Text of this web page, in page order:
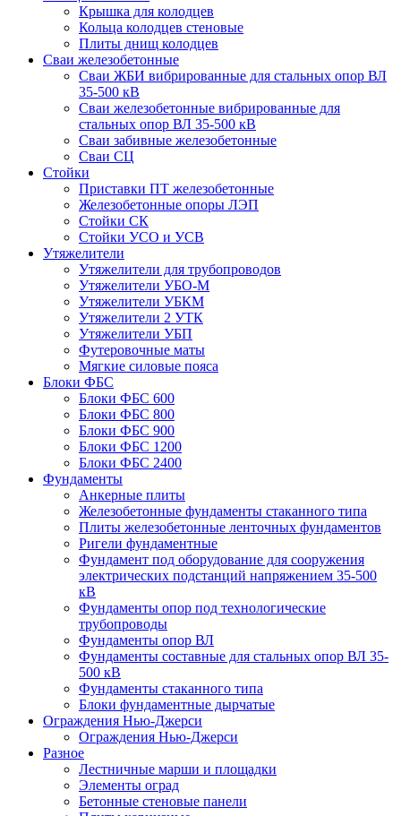
Крышка для колодцев
Кольца колодцев стеновые
Плиты днищ колодцев
Сваи железобетонные
Сваи ЖБИ вибрированные для стальных опор ВЛ
35-500 кВ
Сваи железобетонные вибрированные для
стальных опор ВЛ 35-500 кВ
Сваи забивные железобетонные
Сваи СЦ
Стойки
Приставки ПТ железобетонные
Железобетонные опоры ЛЭП
Стойки СК
Стойки УСО и УСВ
Утяжелители
Утяжелители для трубопроводов
Утяжелители УБО-М
Утяжелители УБКМ
Утяжелители 2 УТК
Утяжелители УБП
Футеровочные маты
Мягкие силовые пояса
Блоки ФБС
Блоки ФБС 600
Блоки ФБС 800
Блоки ФБС 900
Блоки ФБС 1200
Блоки ФБС 2400
Фундаменты
Анкерные плиты
Железобетонные фундаменты стаканного типа
Плиты железобетонные ленточных фундаментов
Ригели фундаментные
Фундамент под оборудование для сооружения
электрических подстанций напряжением 35-500
кВ
Фундаменты опор под технологические
трубопроводы
Фундаменты опор ВЛ
Фундаменты составные для стальных опор ВЛ 35-
500 кВ
Фундаменты стаканного типа
Блоки фундаментные дырчатые
Ограждения Нью-Джерси
Ограждения Нью-Джерси
Разное
Лестничные марши и площадки
Элементы оград
Бетонные стеновые панели